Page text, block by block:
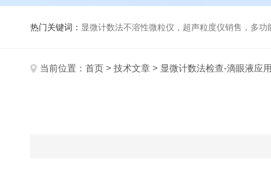
热门关键词： 显微计数法不溶性微粒仪，超声粒度仪销售，多功能超声粒度分析仪，粒度及
当前位置： 首页 > 技术文章 > 显微计数法检查-滴眼液应